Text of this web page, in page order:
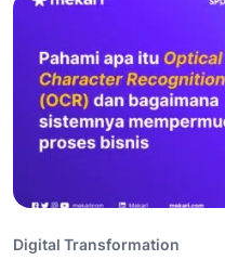
Digital Transformation